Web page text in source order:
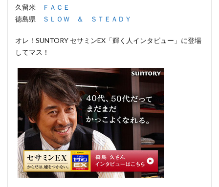
久留米
ＦＡＣＥ
徳島県
ＳＬＯＷ ＆ ＳＴＥＡＤＹ
オレ！SUNTORY セサミンEX「輝く人インタビュー」に登場
してマス！